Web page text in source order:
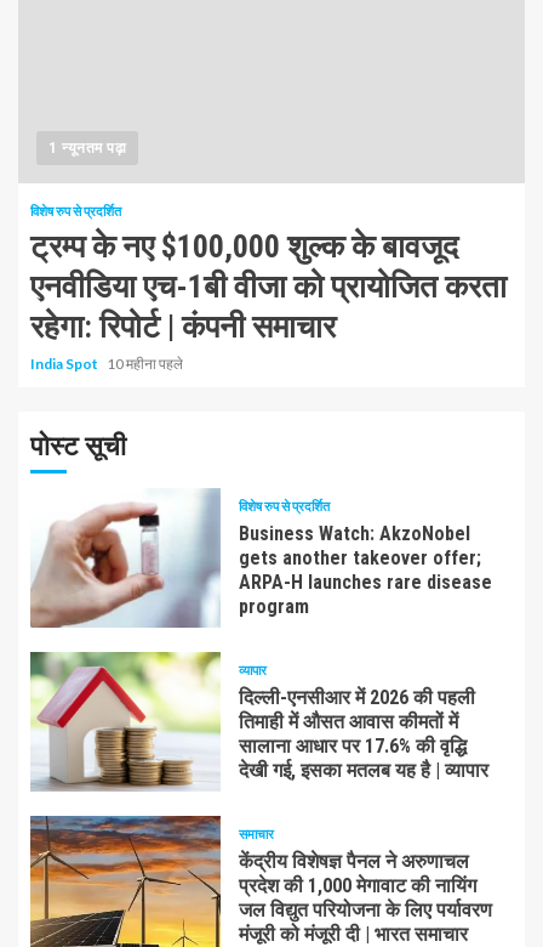
1 न्यूनतम पढ़ा
विशेष रुप से प्रदर्शित
ट्रम्प के नए $100,000 शुल्क के बावजूद
एनवीडिया एच-1बी वीजा को प्रायोजित करता
रहेगा: रिपोर्ट | कंपनी समाचार
India Spot 10 महीना पहले
पोस्ट सूची
विशेष रुप से प्रदर्शित
Business Watch: AkzoNobel
gets another takeover offer;
ARPA-H launches rare disease
program
व्यापार
दिल्ली-एनसीआर में 2026 की पहली
तिमाही में औसत आवास कीमतों में
सालाना आधार पर 17.6% की वृद्धि
देखी गई, इसका मतलब यह है | व्यापार
समाचार
केंद्रीय विशेषज्ञ पैनल ने अरुणाचल
प्रदेश की 1,000 मेगावाट की नायिंग
जल विद्युत परियोजना के लिए पर्यावरण
मंजूरी को मंजूरी दी | भारत समाचार